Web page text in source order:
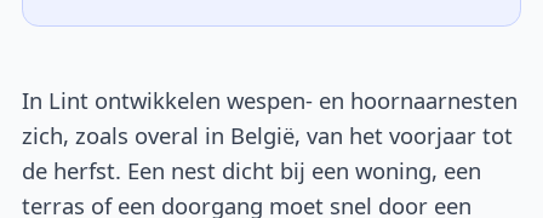
In Lint ontwikkelen wespen- en hoornaarnesten
zich, zoals overal in België, van het voorjaar tot
de herfst. Een nest dicht bij een woning, een
terras of een doorgang moet snel door een